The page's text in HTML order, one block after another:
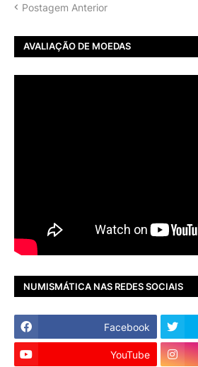
Postagem Anterior
AVALIAÇÃO DE MOEDAS
NUMISMÁTICA NAS REDES SOCIAIS
Facebook
YouTube